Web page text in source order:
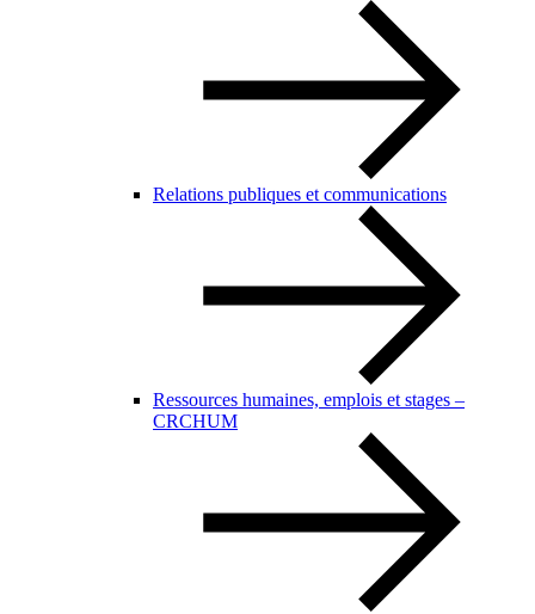
Relations publiques et communications
Ressources humaines, emplois et stages –
CRCHUM